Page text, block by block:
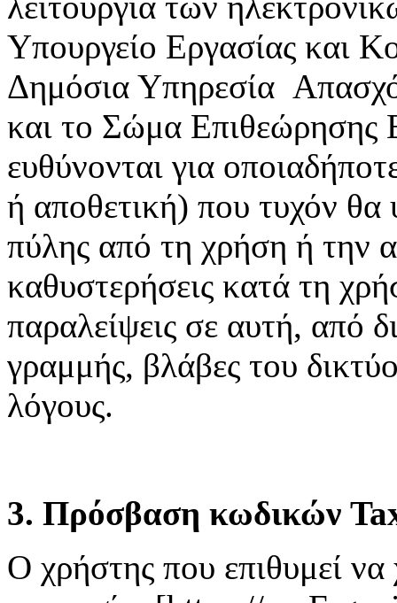
Υπουργείο Εργασίας και
Δημόσια Υπηρεσία
και το Σώμα Επιθεώρησης
ευθύνονται για
ή αποθετική) που τυχόν θα
πύλης από τη χρήση ή την
καθυστερήσεις κατά τη
παραλείψεις σε αυτή, από
γραμμής, βλάβες του
λόγους.
3. Πρόσβαση κωδικών
Ο χρήστης που επιθυμεί να